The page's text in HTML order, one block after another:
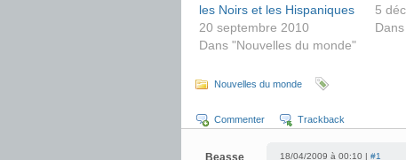
les Noirs et les Hispaniques
20 septembre 2010
Dans "Nouvelles du monde"
5
Nouvelles du monde
Commenter Trackback
Beasse 18/04/2009 à 00:10 | #1